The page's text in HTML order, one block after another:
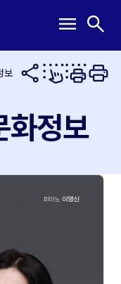
메
열
기
menu 검
열
기
search
보
화정보